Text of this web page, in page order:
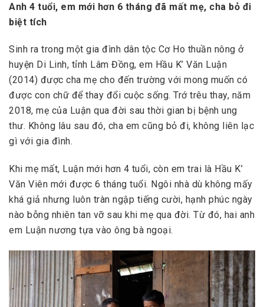
Anh 4 tuổi, em mới hơn 6 tháng đã mất mẹ, cha bỏ đi
biệt tích
Sinh ra trong một gia đình dân tộc Cơ Ho thuần nông ở
huyện Di Linh, tỉnh Lâm Đồng, em Hầu K’ Văn Luận
(2014) được cha mẹ cho đến trường với mong muốn có
được con chữ để thay đổi cuộc sống. Trớ trêu thay, năm
2018, mẹ của Luận qua đời sau thời gian bị bệnh ung
thư. Không lâu sau đó, cha em cũng bỏ đi, không liên lạc
gì với gia đình.
Khi mẹ mất, Luận mới hơn 4 tuổi, còn em trai là Hầu K’
Văn Viên mới được 6 tháng tuổi. Ngôi nhà dù không mấy
khá giả nhưng luôn tràn ngập tiếng cười, hạnh phúc ngày
nào bỗng nhiên tan vỡ sau khi mẹ qua đời. Từ đó, hai anh
em Luận nương tựa vào ông bà ngoại.